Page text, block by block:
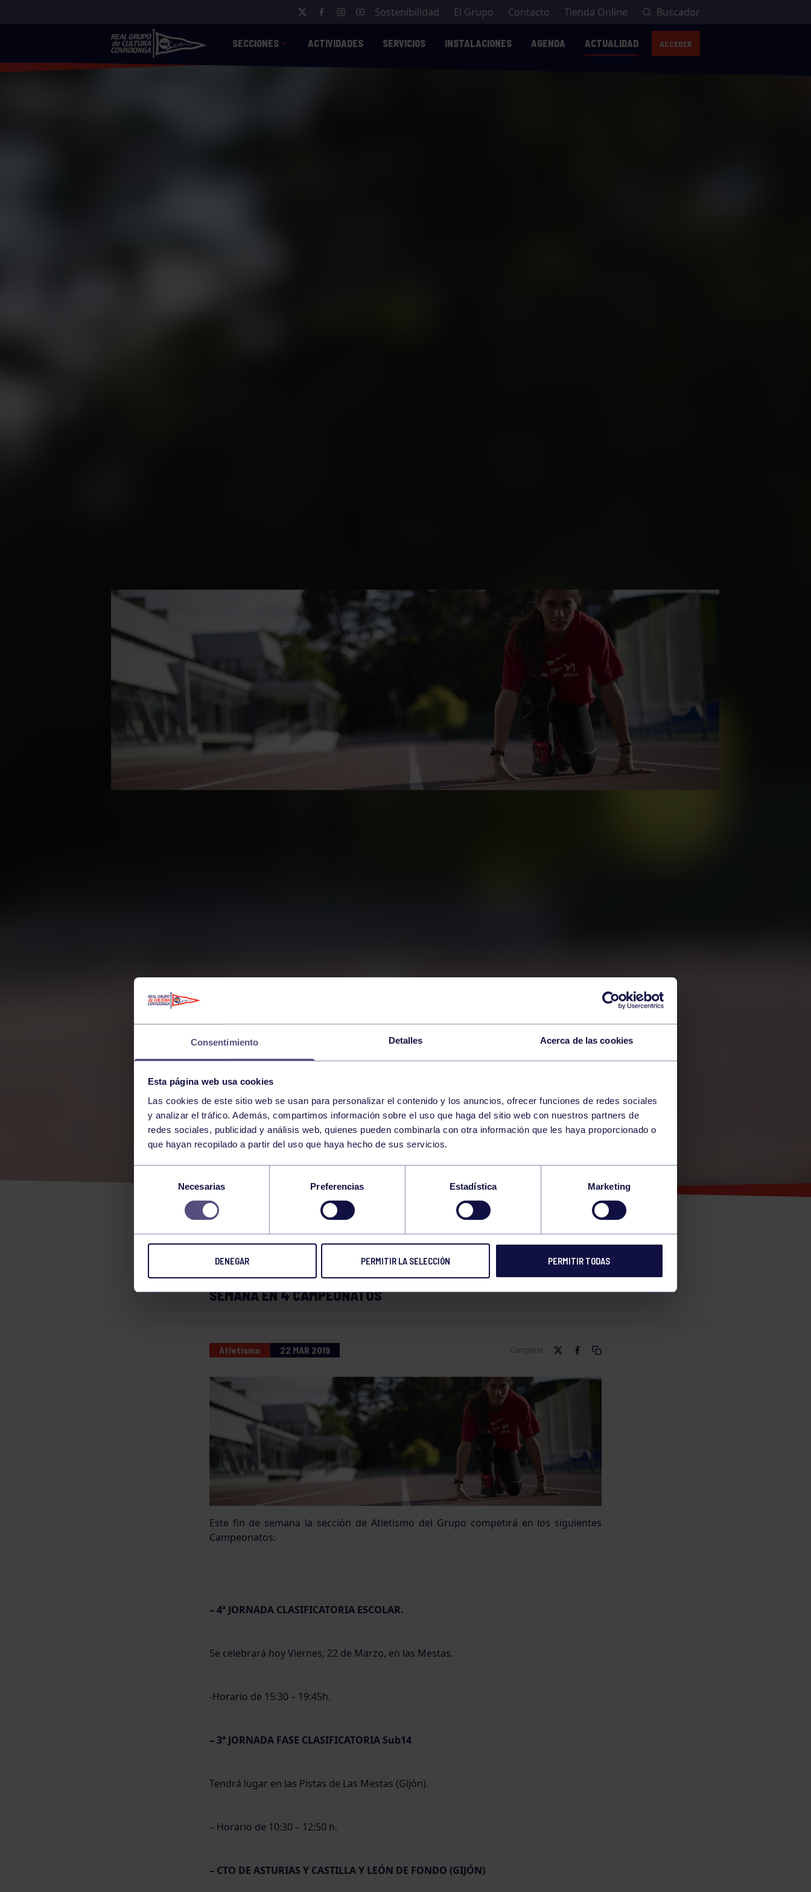
Consentimiento Detalles Acerca de las cookies
Esta página web usa cookies
Las cookies de este sitio web se usan para personalizar el contenido y los anuncios, ofrecer funciones de redes sociales
y analizar el tráfico. Además, compartimos información sobre el uso que haga del sitio web con nuestros partners de
redes sociales, publicidad y análisis web, quienes pueden combinarla con otra información que les haya proporcionado o
que hayan recopilado a partir del uso que haya hecho de sus servicios.
consentimiento
Necesarias Preferencias Estadística Marketing
DENEGAR PERMITIR LA SELECCIÓN PERMITIR TODAS
Sostenibilidad El Grupo Contacto Tienda Online Buscador
SECCIONES ACTIVIDADES SERVICIOS INSTALACIONES AGENDA ACTUALIDAD ACCEDER
COMPETICIONES FIN DE
SEMANA ATLETISMO
NUESTRA SECCIÓN DE ATLETISMO COMPETIRÁ ESTE FIN DE
SEMANA EN 4 CAMPEONATOS
Atletismo 22 MAR 2019 Comparte
Este fin de semana la sección de Atletismo del Grupo competirá en los siguientes
Campeonatos:
– 4ª JORNADA CLASIFICATORIA ESCOLAR.
Se celebrará hoy Viernes, 22 de Marzo, en las Mestas.
-Horario de 15:30 – 19:45h.
– 3ª JORNADA FASE CLASIFICATORIA Sub14
Tendrá lugar en las Pistas de Las Mestas (Gijón).
– Horario de 10:30 – 12:50 h.
– CTO DE ASTURIAS Y CASTILLA Y LEÓN DE FONDO (GIJÓN)